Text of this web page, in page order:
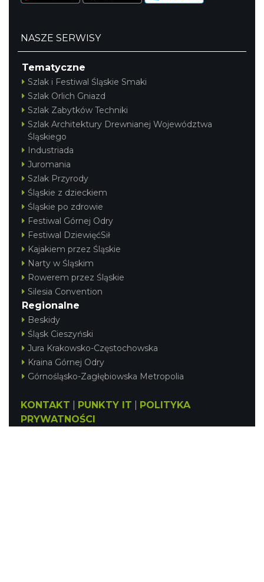
NASZE SERWISY
Tematyczne
Szlak i Festiwal Śląskie Smaki
Szlak Orlich Gniazd
Szlak Zabytków Techniki
Szlak Architektury Drewnianej Województwa
Śląskiego
Industriada
Juromania
Szlak Przyrody
Śląskie z dzieckiem
Śląskie po zdrowie
Festiwal Górnej Odry
Festiwal DziewięćSił
Kajakiem przez Śląskie
Narty w Śląskim
Rowerem przez Śląskie
Silesia Convention
Regionalne
Beskidy
Śląsk Cieszyński
Jura Krakowsko-Częstochowska
Kraina Górnej Odry
Górnośląsko-Zagłębiowska Metropolia
KONTAKT PUNKTY IT
POLITYKA
PRYWATNOŚCI